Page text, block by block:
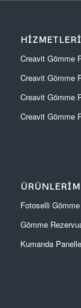
Creavit Gömme
Creavit Gömme
Creavit Gömme
Creavit Gömme
Fotoselli
Gömme
Kumanda